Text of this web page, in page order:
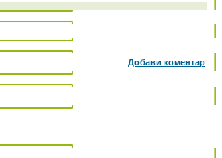
Добави коментар